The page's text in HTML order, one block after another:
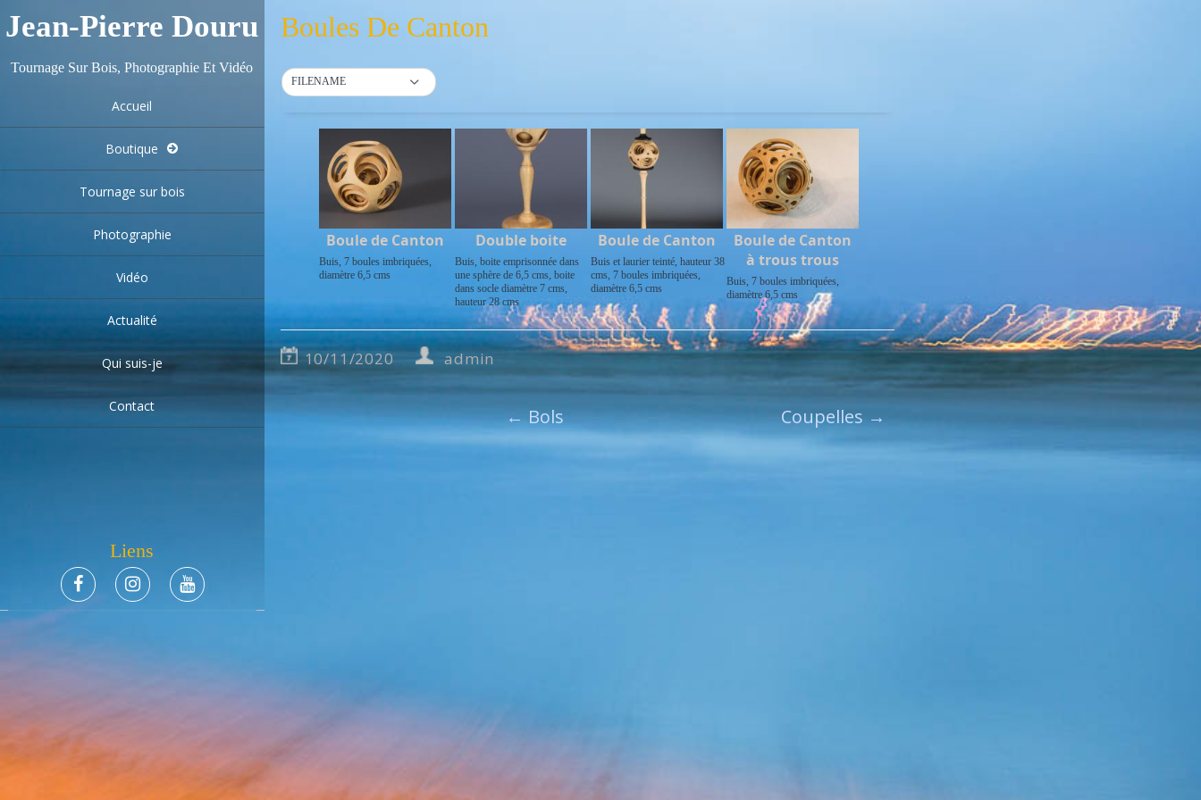
Jean-Pierre Douru
Tournage Sur Bois, Photographie Et Vidéo
Accueil
Boutique
Tournage sur bois
Photographie
Vidéo
Actualité
Qui suis-je
Contact
Liens
Boules De Canton
FILENAME
Boule de Canton
Buis, 7 boules imbriquées,
diamètre 6,5 cms
Double boite
Buis, boite emprisonnée dans
une sphère de 6,5 cms, boite
dans socle diamètre 7 cms,
hauteur 28 cms
Boule de Canton
Buis et laurier teinté, hauteur 38
cms, 7 boules imbriquées,
diamètre 6,5 cms
Boule de Canton
à trous trous
Buis, 7 boules imbriquées,
diamètre 6,5 cms
10/11/2020 admin
←Bols Coupelles →